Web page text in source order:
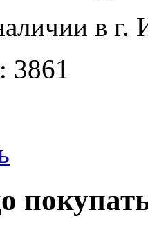
в г.
3861